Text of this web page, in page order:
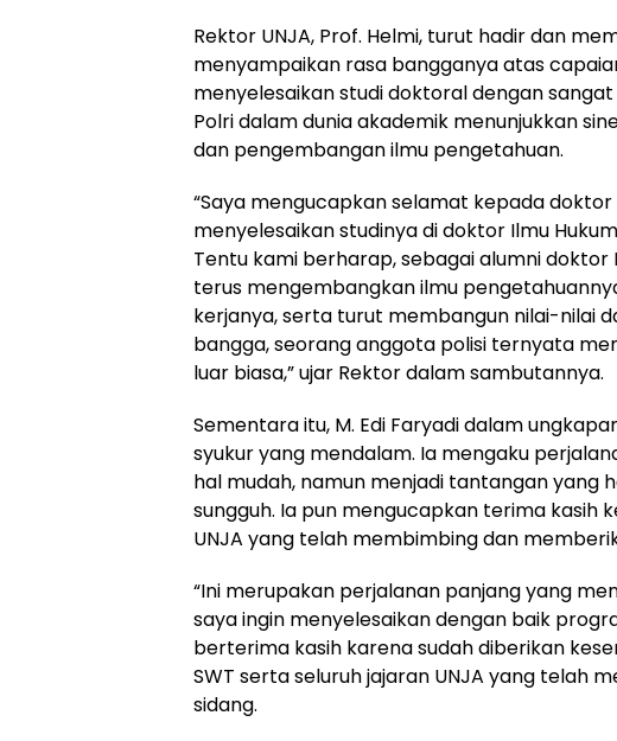
Rektor UNJA, Prof. Helmi, turut hadir dan
menyampaikan rasa bangganya atas
menyelesaikan studi doktoral dengan
Polri dalam dunia akademik menunjukkan
dan pengembangan ilmu pengetahuan.
“Saya mengucapkan selamat kepada doktor
menyelesaikan studinya di doktor Ilmu
Tentu kami berharap, sebagai alumni doktor
terus mengembangkan ilmu
kerjanya, serta turut membangun nilai-nilai
bangga, seorang anggota polisi ternyata
luar biasa,” ujar Rektor dalam sambutannya.
Sementara itu, M. Edi Faryadi dalam
syukur yang mendalam. Ia mengaku
hal mudah, namun menjadi tantangan yang
sungguh. Ia pun mengucapkan terima kasih
UNJA yang telah membimbing dan
“Ini merupakan perjalanan panjang yang
saya ingin menyelesaikan dengan baik
berterima kasih karena sudah diberikan
SWT serta seluruh jajaran UNJA yang telah
sidang.